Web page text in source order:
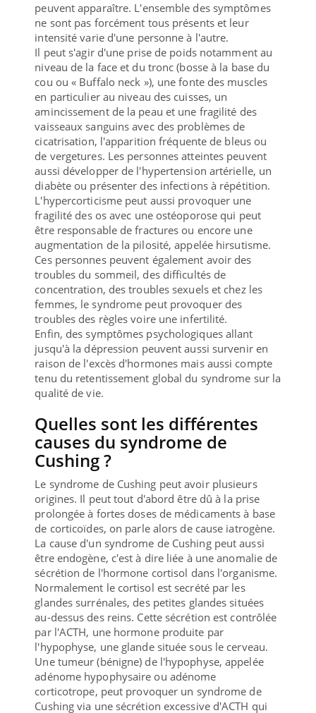
peuvent apparaître. L'ensemble des symptômes
ne sont pas forcément tous présents et leur
intensité varie d'une personne à l'autre.
Il peut s'agir d'une prise de poids notamment au
niveau de la face et du tronc (bosse à la base du
cou ou « Buffalo neck »), une fonte des muscles
en particulier au niveau des cuisses, un
amincissement de la peau et une fragilité des
vaisseaux sanguins avec des problèmes de
cicatrisation, l'apparition fréquente de bleus ou
de vergetures. Les personnes atteintes peuvent
aussi développer de l'hypertension artérielle, un
diabète ou présenter des infections à répétition.
L'hypercorticisme peut aussi provoquer une
fragilité des os avec une ostéoporose qui peut
être responsable de fractures ou encore une
augmentation de la pilosité, appelée hirsutisme.
Ces personnes peuvent également avoir des
troubles du sommeil, des difficultés de
concentration, des troubles sexuels et chez les
femmes, le syndrome peut provoquer des
troubles des règles voire une infertilité.
Enfin, des symptômes psychologiques allant
jusqu'à la dépression peuvent aussi survenir en
raison de l'excès d'hormones mais aussi compte
tenu du retentissement global du syndrome sur la
qualité de vie.
Quelles sont les différentes
causes du syndrome de
Cushing ?
Le syndrome de Cushing peut avoir plusieurs
origines. Il peut tout d'abord être dû à la prise
prolongée à fortes doses de médicaments à base
de corticoïdes, on parle alors de cause iatrogène.
La cause d'un syndrome de Cushing peut aussi
être endogène, c'est à dire liée à une anomalie de
sécrétion de l'hormone cortisol dans l'organisme.
Normalement le cortisol est secrété par les
glandes surrénales, des petites glandes situées
au-dessus des reins. Cette sécrétion est contrôlée
par l'ACTH, une hormone produite par
l'hypophyse, une glande située sous le cerveau.
Une tumeur (bénigne) de l'hypophyse, appelée
adénome hypophysaire ou adénome
corticotrope, peut provoquer un syndrome de
Cushing via une sécrétion excessive d'ACTH qui